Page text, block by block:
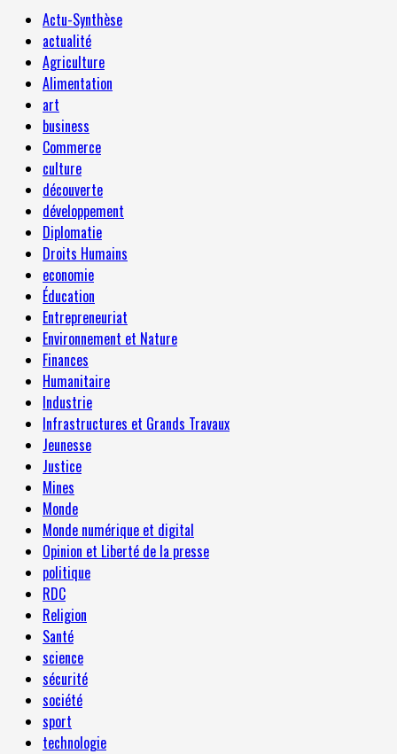
Actu-Synthèse
actualité
Agriculture
Alimentation
art
business
Commerce
culture
découverte
développement
Diplomatie
Droits Humains
economie
Éducation
Entrepreneuriat
Environnement et Nature
Finances
Humanitaire
Industrie
Infrastructures et Grands Travaux
Jeunesse
Justice
Mines
Monde
Monde numérique et digital
Opinion et Liberté de la presse
politique
RDC
Religion
Santé
science
sécurité
société
sport
technologie